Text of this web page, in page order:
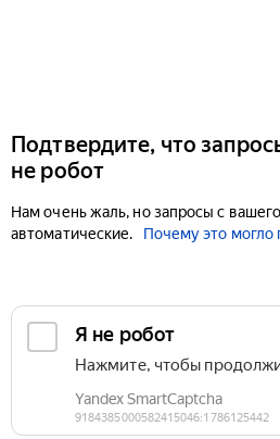
Подтвердите, что
не робот
Нам очень жаль, но запросы с
автоматические.
Почему это могло